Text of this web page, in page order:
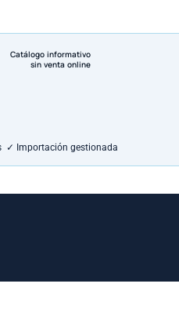
Catálogo informativo
sin venta online
✓ Importación gestionada